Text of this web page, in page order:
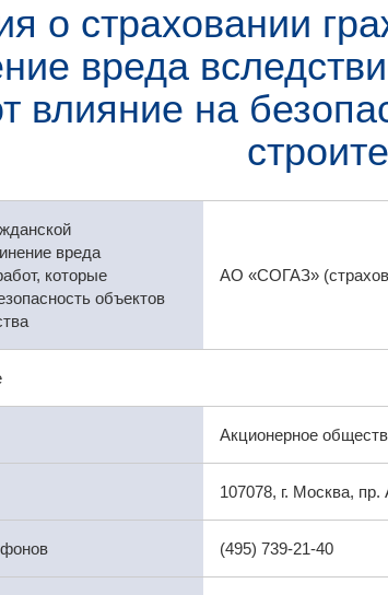
о страховании
вреда
влияние на
вреда
которые
объектов
АО «СОГАЗ»
Акционерное
107078, г. Москва,
(495) 739-21-40